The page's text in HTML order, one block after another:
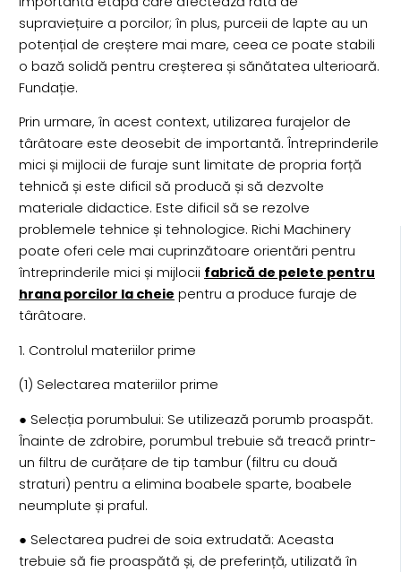
supraviețuire a porcilor; în plus, purceii de lapte au un
potențial de creștere mai mare, ceea ce poate stabili
o bază solidă pentru creșterea și sănătatea ulterioară.
Fundație.
Prin urmare, în acest context, utilizarea furajelor de
târâtoare este deosebit de importantă. Întreprinderile
mici și mijlocii de furaje sunt limitate de propria forță
tehnică și este dificil să producă și să dezvolte
materiale didactice. Este dificil să se rezolve
problemele tehnice și tehnologice. Richi Machinery
poate oferi cele mai cuprinzătoare orientări pentru
întreprinderile mici și mijlocii fabrică de pelete pentru
hrana porcilor la cheie pentru a produce furaje de
târâtoare.
1. Controlul materiilor prime
(1) Selectarea materiilor prime
● Selecția porumbului: Se utilizează porumb proaspăt.
Înainte de zdrobire, porumbul trebuie să treacă printr-
un filtru de curățare de tip tambur (filtru cu două
straturi) pentru a elimina boabele sparte, boabele
neumplute și praful.
● Selectarea pudrei de soia extrudată: Aceasta
trebuie să fie proaspătă și, de preferință, utilizată în